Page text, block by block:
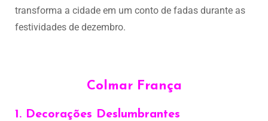
transforma a cidade em um conto de fadas durante as
festividades de dezembro.
Colmar França
1. Decorações Deslumbrantes